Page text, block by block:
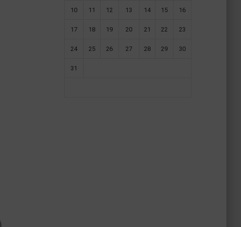
10 11 12 13 14 15 16
17 18 19 20 21 22 23
24 25 26 27 28 29 30
31